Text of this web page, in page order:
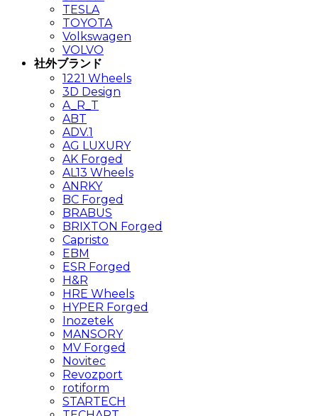
TESLA
TOYOTA
Volkswagen
VOLVO
社外ブランド
1221 Wheels
3D Design
A_R_T
ABT
ADV.1
AG LUXURY
AK Forged
AL13 Wheels
ANRKY
BC Forged
BRABUS
BRIXTON Forged
Capristo
EBM
ESR Forged
H&R
HRE Wheels
HYPER Forged
Inozetek
MANSORY
MV Forged
Novitec
Revozport
rotiform
STARTECH